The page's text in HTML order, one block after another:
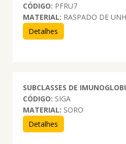
CÓDIGO: PFRU7
MATERIAL: RASPADO DE
Detalhes
SUBCLASSES DE
CÓDIGO: SIGA
MATERIAL: SORO
Detalhes